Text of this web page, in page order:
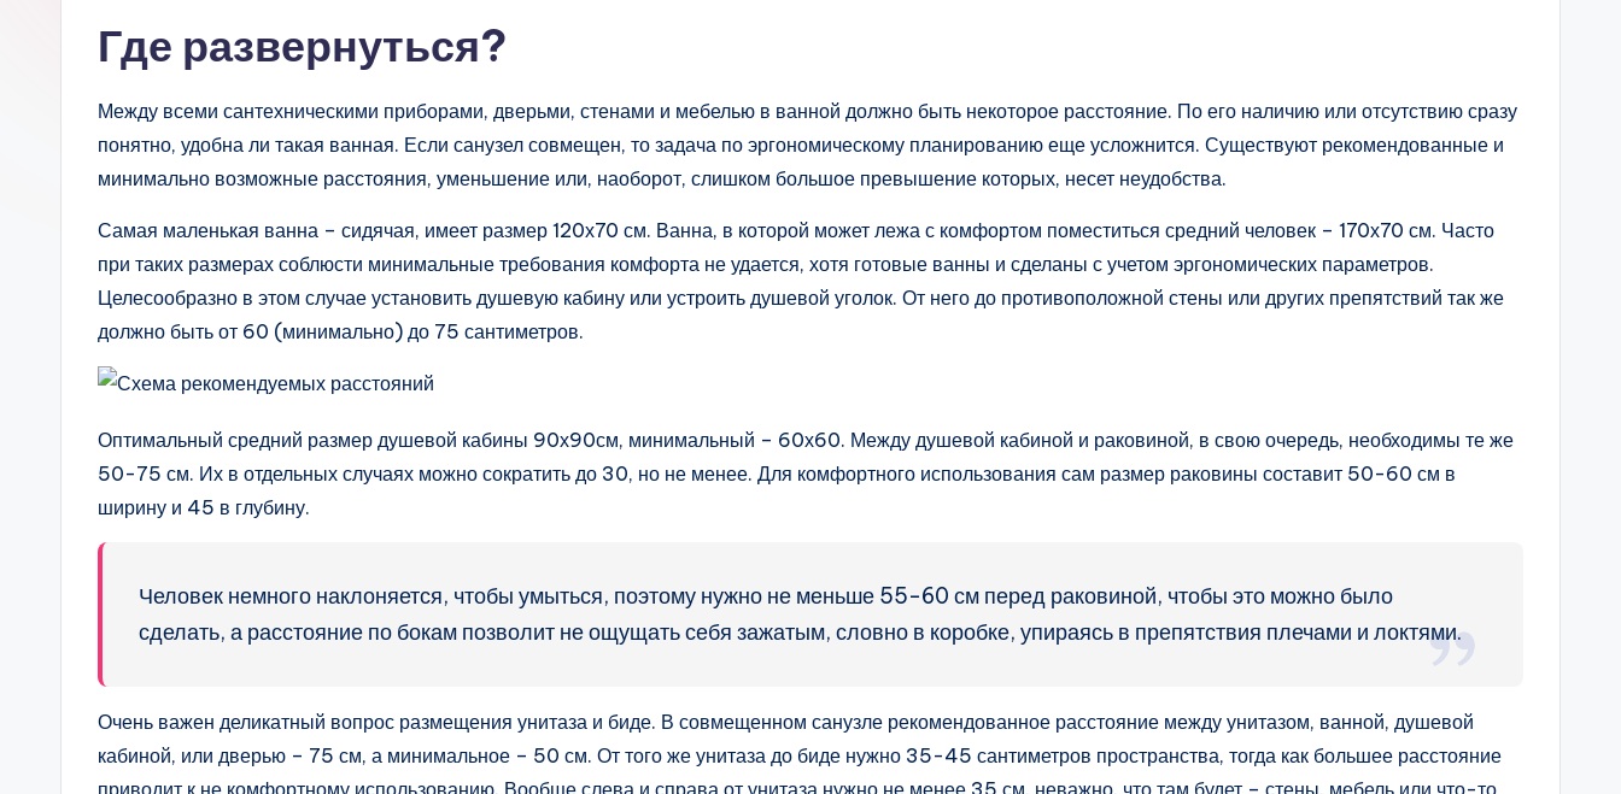
Где развернуться?
Между всеми сантехническими приборами, дверьми, стенами и мебелью в ванной должно быть некоторое расстояние. По его наличию или отсутствию сразу
понятно, удобна ли такая ванная. Если санузел совмещен, то задача по эргономическому планированию еще усложнится. Существуют рекомендованные и
минимально возможные расстояния, уменьшение или, наоборот, слишком большое превышение которых, несет неудобства.
Самая маленькая ванна – сидячая, имеет размер 120х70 см. Ванна, в которой может лежа с комфортом поместиться средний человек – 170х70 см. Часто
при таких размерах соблюсти минимальные требования комфорта не удается, хотя готовые ванны и сделаны с учетом эргономических параметров.
Целесообразно в этом случае установить душевую кабину или устроить душевой уголок. От него до противоположной стены или других препятствий так же
должно быть от 60 (минимально) до 75 сантиметров.
Оптимальный средний размер душевой кабины 90х90см, минимальный – 60х60. Между душевой кабиной и раковиной, в свою очередь, необходимы те же
50-75 см. Их в отдельных случаях можно сократить до 30, но не менее. Для комфортного использования сам размер раковины составит 50-60 см в
ширину и 45 в глубину.
Человек немного наклоняется, чтобы умыться, поэтому нужно не меньше 55-60 см перед раковиной, чтобы это можно было
сделать, а расстояние по бокам позволит не ощущать себя зажатым, словно в коробке, упираясь в препятствия плечами и локтями.
Очень важен деликатный вопрос размещения унитаза и биде. В совмещенном санузле рекомендованное расстояние между унитазом, ванной, душевой
кабиной, или дверью – 75 см, а минимальное – 50 см. От того же унитаза до биде нужно 35-45 сантиметров пространства, тогда как большее расстояние
приводит к не комфортному использованию. Вообще слева и справа от унитаза нужно не менее 35 см, неважно, что там будет – стены, мебель или что-то